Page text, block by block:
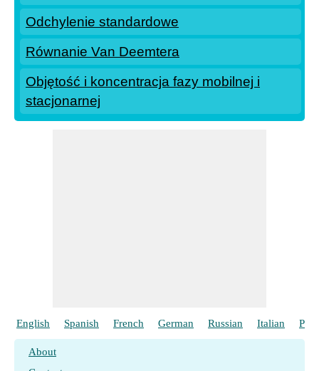
Odchylenie standardowe
Równanie Van Deemtera
Objętość i koncentracja fazy mobilnej i
stacjonarnej
English Spanish French German Russian Italian
About